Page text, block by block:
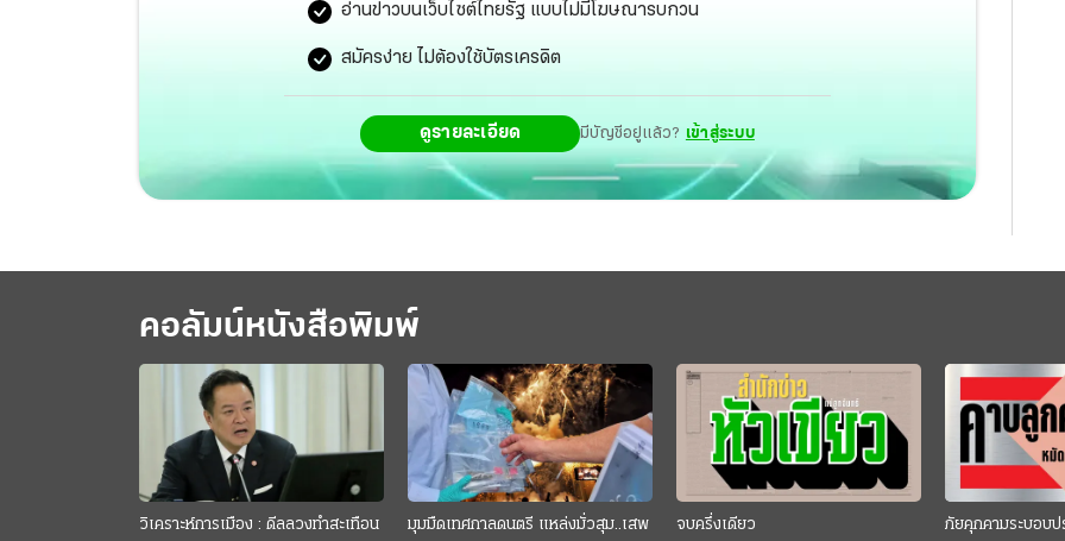
อ่านข่าวบนเว็บไซต์ไทยรัฐ แบบไม่มีโฆษณารบกวน
สมัครง่าย ไม่ต้องใช้บัตรเครดิต
ดูรายละเอียด มีบัญชีอยู่แล้ว? เข้าสู่ระบบ
คอลัมน์หนังสือพิมพ์
วิเคราะห์การเมือง : ดีลลวงทำสะเทือน
มุมมืดเทศกาลดนตรี แหล่งมั่วสุม..เสพ
จบครึ่งเดียว ภัยคุกคามระบอบป